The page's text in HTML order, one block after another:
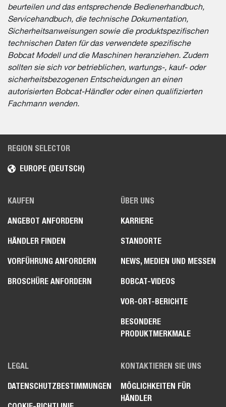
beurteilen und das entsprechende Bedienerhandbuch,
Servicehandbuch, die technische Dokumentation,
Sicherheitsanweisungen sowie die produktspezifischen
technischen Daten für das verwendete spezifische
Bobcat Modell und die Maschinen heranziehen. Zudem
sollten sie sich vor betrieblichen, wartungs-, kauf- oder
sicherheitsbezogenen Entscheidungen an einen
autorisierten Bobcat-Händler oder einen qualifizierten
Fachmann wenden.
REGION SELECTOR
EUROPE (DEUTSCH)
KAUFEN
ANGEBOT ANFORDERN
HÄNDLER FINDEN
VORFÜHRUNG ANFORDERN
BROSCHÜRE ANFORDERN
ÜBER UNS
KARRIERE
STANDORTE
NEWS, MEDIEN UND MESSEN
BOBCAT-VIDEOS
VOR-ORT-BERICHTE
BESONDERE
PRODUKTMERKMALE
LEGAL
DATENSCHUTZBESTIMMUNGEN
KONTAKTIEREN SIE UNS
MÖGLICHKEITEN FÜR
HÄNDLER